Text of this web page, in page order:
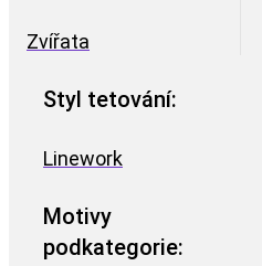
Zvířata
Styl tetování:
Linework
Motivy
podkategorie: